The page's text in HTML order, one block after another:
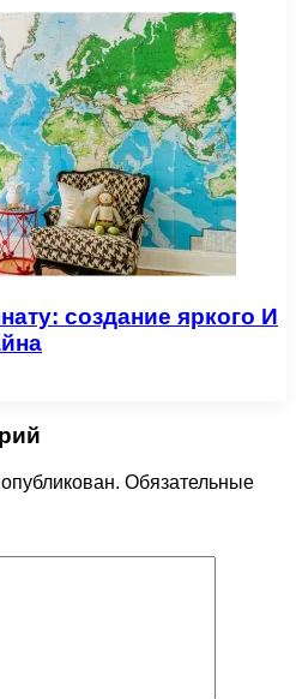
создание яркого И
Обязательные